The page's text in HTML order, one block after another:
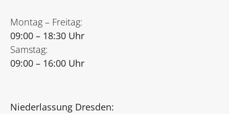
Montag – Freitag:
09:00 – 18:30 Uhr
Samstag:
09:00 – 16:00 Uhr
Niederlassung Dresden: